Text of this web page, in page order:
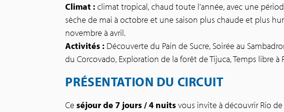
Climat : climat tropical, chaud toute l’année, avec une
sèche de mai à octobre et une saison plus chaude et plus
novembre à avril.
Activités : Découverte du Pain de Sucre, Soirée au
du Corcovado, Exploration de la forêt de Tijuca, Temps libre à
PRÉSENTATION DU CIRCUIT
Ceséjour de 7 jours / 4 nuitsvous invite à découvrir Rio de